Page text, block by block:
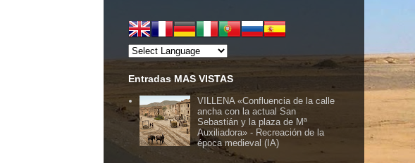
Entradas MAS VISTAS
VILLENA «Confluencia de la calle
ancha con la actual San
Sebastián y la plaza de Mª
Auxiliadora» - Recreación de la
época medieval (IA)